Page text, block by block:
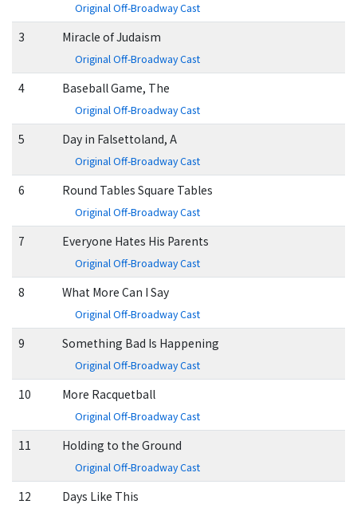
Original Off-Broadway Cast
3 Miracle of Judaism
Original Off-Broadway Cast
4 Baseball Game, The
Original Off-Broadway Cast
5 Day in Falsettoland, A
Original Off-Broadway Cast
6 Round Tables Square Tables
Original Off-Broadway Cast
7 Everyone Hates His Parents
Original Off-Broadway Cast
8 What More Can I Say
Original Off-Broadway Cast
9 Something Bad Is Happening
Original Off-Broadway Cast
10 More Racquetball
Original Off-Broadway Cast
11 Holding to the Ground
Original Off-Broadway Cast
12 Days Like This